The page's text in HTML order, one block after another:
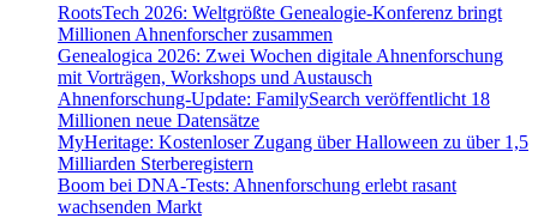
RootsTech 2026: Weltgrößte Genealogie-Konferenz bringt
Millionen Ahnenforscher zusammen
Genealogica 2026: Zwei Wochen digitale Ahnenforschung
mit Vorträgen, Workshops und Austausch
Ahnenforschung-Update: FamilySearch veröffentlicht 18
Millionen neue Datensätze
MyHeritage: Kostenloser Zugang über Halloween zu über 1,5
Milliarden Sterberegistern
Boom bei DNA-Tests: Ahnenforschung erlebt rasant
wachsenden Markt